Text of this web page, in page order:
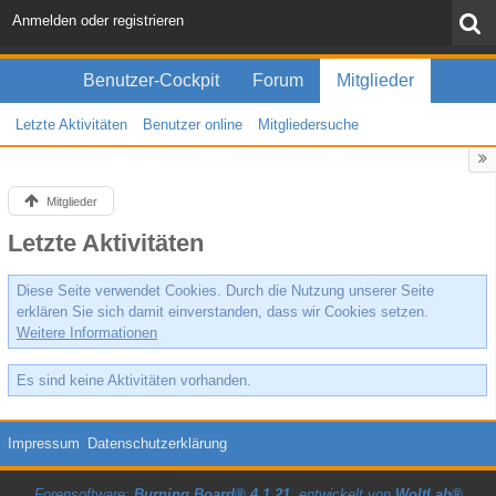
Anmelden oder registrieren
Benutzer-Cockpit Forum Mitglieder
Letzte Aktivitäten Benutzer online Mitgliedersuche
Mitglieder
Letzte Aktivitäten
Diese Seite verwendet Cookies. Durch die Nutzung unserer Seite
erklären Sie sich damit einverstanden, dass wir Cookies setzen.
Weitere Informationen
Es sind keine Aktivitäten vorhanden.
Impressum Datenschutzerklärung